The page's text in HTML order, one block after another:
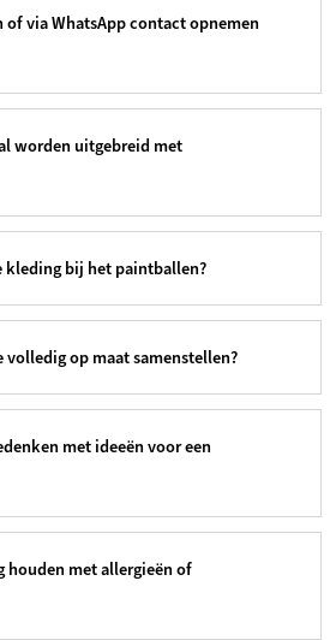
via WhatsApp contact opnemen
worden uitgebreid met
kleding bij het paintballen?
op maat samenstellen?
met ideeën voor een
houden met allergieën of